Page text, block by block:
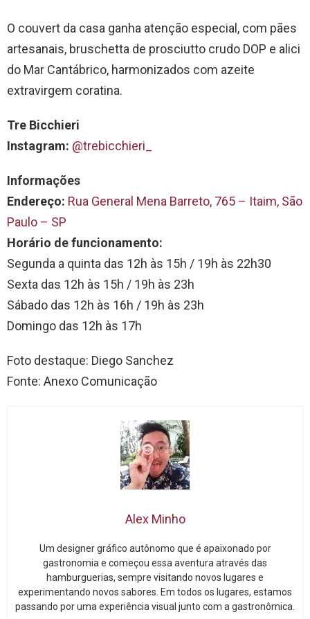
O couvert da casa ganha atenção especial, com pães
artesanais, bruschetta de prosciutto crudo DOP e alici
do Mar Cantábrico, harmonizados com azeite
extravirgem coratina.
Tre Bicchieri
Instagram: @trebicchieri_
Informações
Endereço: Rua General Mena Barreto, 765 – Itaim, São
Paulo – SP
Horário de funcionamento:
Segunda a quinta das 12h às 15h / 19h às 22h30
Sexta das 12h às 15h / 19h às 23h
Sábado das 12h às 16h / 19h às 23h
Domingo das 12h às 17h
Foto destaque: Diego Sanchez
Fonte: Anexo Comunicação
Alex Minho
Um designer gráfico autônomo que é apaixonado por
gastronomia e começou essa aventura através das
hamburguerias, sempre visitando novos lugares e
experimentando novos sabores. Em todos os lugares, estamos
passando por uma experiência visual junto com a gastronômica.